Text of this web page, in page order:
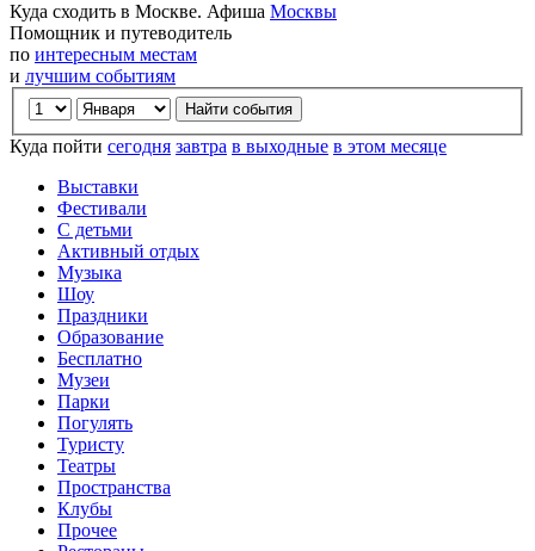
Куда сходить в Москве. Афиша Москвы
Помощник и путеводитель
по интересным местам
и лучшим событиям
Куда пойти сегодня завтра в выходные в этом месяце
Выставки
Фестивали
С детьми
Активный отдых
Музыка
Шоу
Праздники
Образование
Бесплатно
Музеи
Парки
Погулять
Туристу
Театры
Пространства
Клубы
Прочее